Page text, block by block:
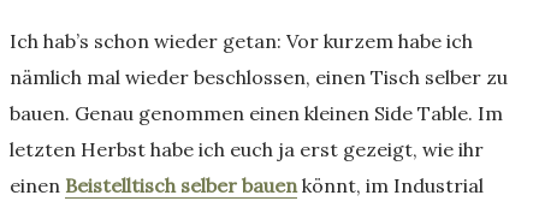
Ich hab’s schon wieder getan: Vor kurzem habe ich
nämlich mal wieder beschlossen, einen Tisch selber zu
bauen. Genau genommen einen kleinen Side Table. Im
letzten Herbst habe ich euch ja erst gezeigt, wie ihr
einen Beistelltisch selber bauen könnt, im Industrial